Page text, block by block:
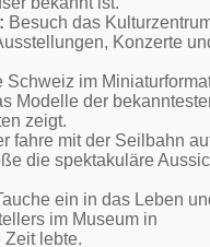
Besuch das
Konzerte
Schweiz im
Modelle der
zeigt.
fahre mit der Seilbahn
die spektakuläre
ein in das Leben
im Museum in
Zeit lebte.